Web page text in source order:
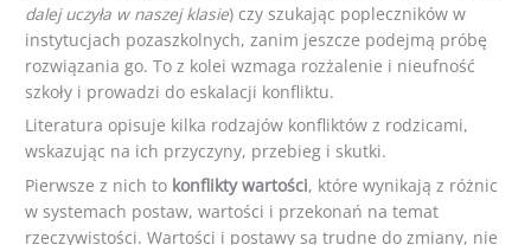
dalej uczyła w naszej klasie) czy szukając popleczników w
instytucjach pozaszkolnych, zanim jeszcze podejmą próbę
rozwiązania go. To z kolei wzmaga rozżalenie i nieufność
szkoły i prowadzi do eskalacji konfliktu.
Literatura opisuje kilka rodzajów konfliktów z rodzicami,
wskazując na ich przyczyny, przebieg i skutki.
Pierwsze z nich to konflikty wartości, które wynikają z różnic
w systemach postaw, wartości i przekonań na temat
rzeczywistości. Wartości i postawy są trudne do zmiany, nie